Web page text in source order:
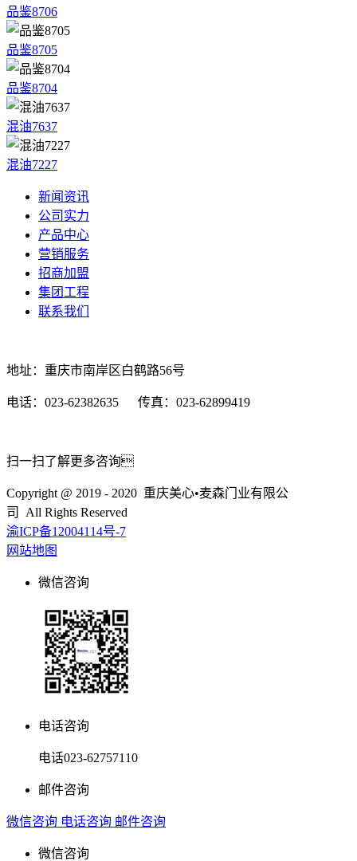
品鉴8706
品鉴8705
品鉴8704
混油7637
混油7227
新闻资讯
公司实力
产品中心
营销服务
招商加盟
集团工程
联系我们
地址：重庆市南岸区白鹤路56号
电话：023-62382635 传真：023-62899419
扫一扫了解更多咨询
Copyright @ 2019 - 2020 重庆美心•麦森门业有限公
司 All Rights Reserved
渝ICP备12004114号-7
网站地图
微信咨询
电话咨询
电话023-62757110
邮件咨询
微信咨询 电话咨询 邮件咨询
微信咨询